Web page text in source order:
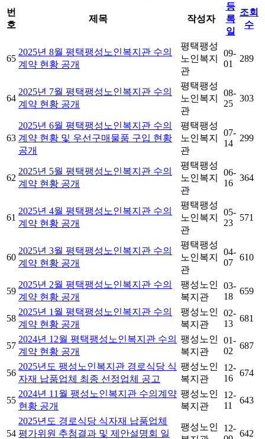
번
호
제목 작성자
등
록
일
조회
수
65
2025년 8월 평택팽성노인복지관 수의
계약 현황 공개
평택팽성
노인복지
관
09-
01
289
64
2025년 7월 평택팽성노인복지관 수의
계약 현황 공개
평택팽성
노인복지
관
08-
25
303
63
2025년 6월 평택팽성노인복지관 수의
계약 현황 및 우선구매물품 구입 현황
공개
평택팽성
노인복지
관
07-
14
299
62
2025년 5월 평택팽성노인복지관 수의
계약 현황 공개
평택팽성
노인복지
관
06-
16
364
61
2025년 4월 평택팽성노인복지관 수의
계약 현황 공개
평택팽성
노인복지
관
05-
23
571
60
2025년 3월 평택팽성노인복지관 수의
계약 현황 공개
평택팽성
노인복지
관
04-
07
610
59
2025년 2월 평택팽성노인복지관 수의
계약 현황 공개
팽성노인
복지관
03-
18
659
58
2025년 1월 평택팽성노인복지관 수의
계약 현황 공개
팽성노인
복지관
02-
13
681
57
2024년 12월 평택팽성노인복지관 수의
계약 현황 공개
팽성노인
복지관
01-
02
687
56
2025년도 팽성노인복지관 경로식당 식
자재 납품업체 최종 선정업체 공고
팽성노인
복지관
12-
16
674
55
2024년 11월 팽성노인복지관 수의계약
현황 공개
팽성노인
복지관
12-
11
643
54
2025년도 경로식당 식자재 납품업체
평가위원 추첨결과 및 제안설명회 일
팽성노인
12-
642